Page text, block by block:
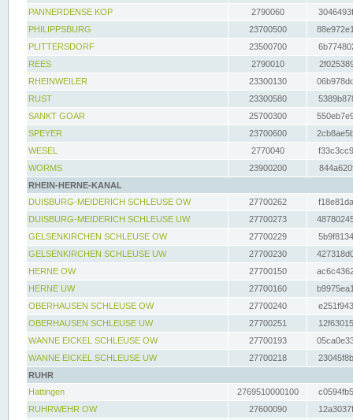
PANNERDENSE KOP
2790060
PHILIPPSBURG
23700500
PLITTERSDORF
23500700
REES
2790010
RHEINWEILER
23300130
RUST
23300580
SANKT GOAR
25700300
SPEYER
23700600
WESEL
2770040
WORMS
23900200
RHEIN-HERNE-KANAL
DUISBURG-MEIDERICH SCHLEUSE OW
27700262
DUISBURG-MEIDERICH SCHLEUSE UW
27700273
GELSENKIRCHEN SCHLEUSE OW
27700229
GELSENKIRCHEN SCHLEUSE UW
27700230
HERNE OW
27700150
HERNE UW
27700160
OBERHAUSEN SCHLEUSE OW
27700240
OBERHAUSEN SCHLEUSE UW
27700251
WANNE EICKEL SCHLEUSE OW
27700193
WANNE EICKEL SCHLEUSE UW
27700218
RUHR
Hattingen
2769510000100
RUHRWEHR OW
27600090